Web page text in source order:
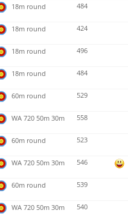
18m round 484
18m round 424
18m round 496
18m round 484
60m round 529
WA 720 50m 30m 558
60m round 523
WA 720 50m 30m 546
60m round 539
WA 720 50m 30m 540